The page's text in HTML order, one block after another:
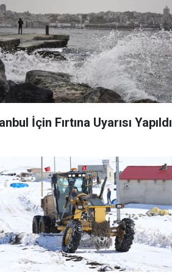
İçin Fırtına Uyarısı Yapıldı